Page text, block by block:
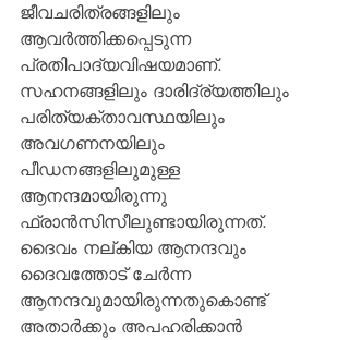
ജീവചരിത്രങ്ങളിലും
ആവര്‍ത്തിക്കപ്പെടുന്ന
പ്രതിപാദ്യവിഷയമാണ്.
സഹനങ്ങളിലും ദാരിദ്ര്യത്തിലും
പരിത്യക്താവസ്ഥയിലും
അവഗണനയിലും
പീഡനങ്ങളിലുമുള്ള
ആനന്ദമായിരുന്നു
ഫ്രാന്‍സിസീലുണ്ടായിരുന്നത്.
ദൈവം നല്കിയ ആനന്ദവും
ദൈവത്തോട് ചേര്‍ന്ന
ആനന്ദവുമായിരുന്നതുകൊണ്ട്
അതാര്‍ക്കും അപഹരിക്കാന്‍